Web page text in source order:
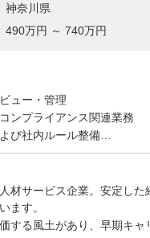
会運営体制の整備
業務整理・運営構築
レビュー効率化
・ナレッジ整備
よる業務改善・効率化推進
た下記の領域（業務割合：
案件に関する法務支援
携等の戦略案件対応
制体制整備
神奈川県
490万円 ～ 740万円
ュー・管理
ンプライアンス関連業務
び社内ルール整備
運営
法務相談対応
体運営サポート
届出・調査対応
門家との連携
材サービス企業。安定した
ます。
する風土があり、早期キャ